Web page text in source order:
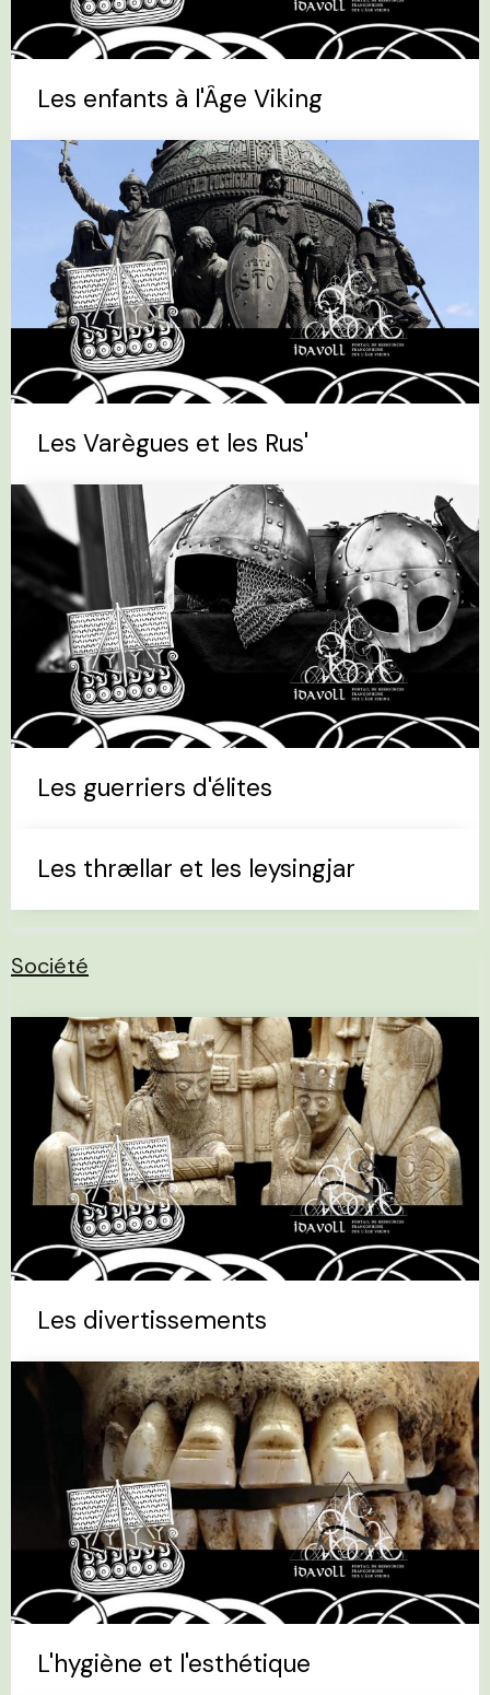
Les enfants à l'Âge Viking
Les Varègues et les Rus'
Les guerriers d'élites
Les thrællar et les leysingjar
Société
Les divertissements
L'hygiène et l'esthétique